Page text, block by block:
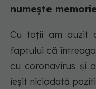
numește
Cu toții am auzit
faptului că
cu coronavirus și
ieșit niciodată